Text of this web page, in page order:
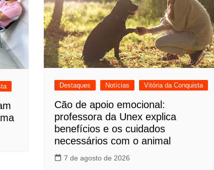
Destaques Notícias Vitória da Conquista
Cão de apoio emocional:
professora da Unex explica
benefícios e os cuidados
necessários com o animal
7 de agosto de 2026